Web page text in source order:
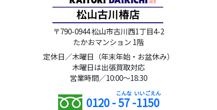
〒790-0944 松山市古川西1丁目4-2
たかおマンション 1階
定休日／木曜日（年末年始・お盆休み）
木曜日は出張買取対応
営業時間／10:00～18:30
0120 -57-1150